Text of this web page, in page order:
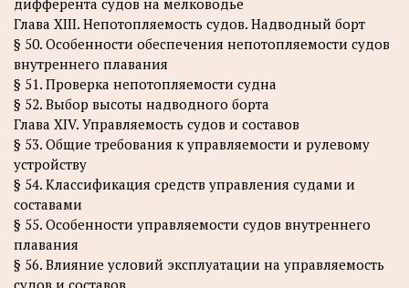
Глава XIII. Непотопляемость судов. Надводный борт
§ 50. Особенности обеспечения непотопляемости судов
внутреннего плавания
§ 51. Проверка непотопляемости судна
§ 52. Выбор высоты надводного борта
Глава XIV. Управляемость судов и составов
§ 53. Общие требования к управляемости и рулевому
устройству
§ 54. Классификация средств управления судами и
составами
§ 55. Особенности управляемости судов внутреннего
плавания
§ 56. Влияние условий эксплуатации на управляемость
судов и составов